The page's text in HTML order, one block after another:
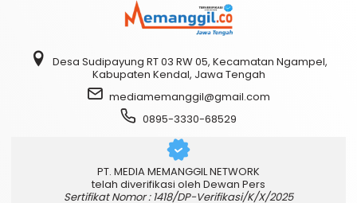
Desa Sudipayung RT 03 RW 05, Kecamatan Ngampel,
Kabupaten Kendal, Jawa Tengah
mediamemanggil@gmail.com
0895-3330-68529
PT. MEDIA MEMANGGIL NETWORK
telah diverifikasi oleh Dewan Pers
Sertifikat Nomor : 1418/DP-Verifikasi/K/X/2025